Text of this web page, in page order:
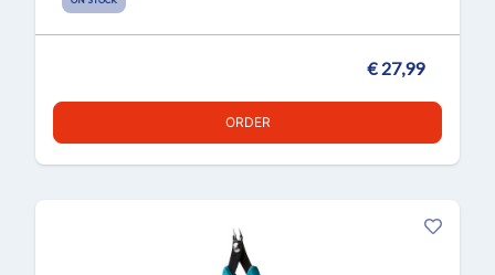
€ 27,99
ORDER